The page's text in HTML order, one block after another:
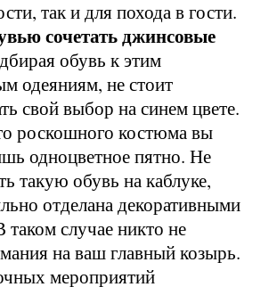
так и для похода в гости.
сочетать джинсовые
обувь к этим
одеяниям, не стоит
свой выбор на синем цвете.
роскошного костюма вы
одноцветное пятно. Не
такую обувь на каблуке,
отделана декоративными
таком случае никто не
на ваш главный козырь.
мероприятий